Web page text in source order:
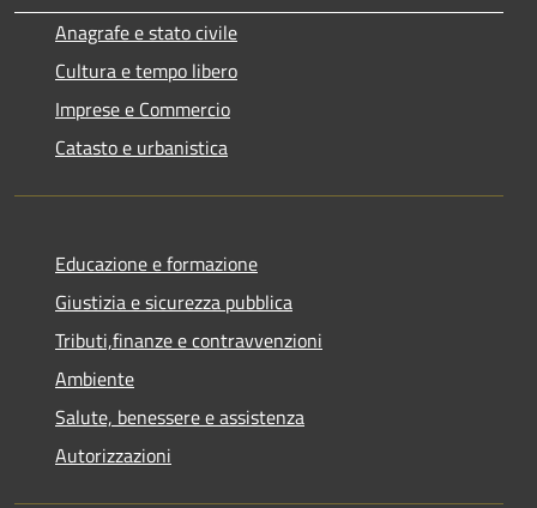
Anagrafe e stato civile
Cultura e tempo libero
Imprese e Commercio
Catasto e urbanistica
Educazione e formazione
Giustizia e sicurezza pubblica
Tributi,finanze e contravvenzioni
Ambiente
Salute, benessere e assistenza
Autorizzazioni